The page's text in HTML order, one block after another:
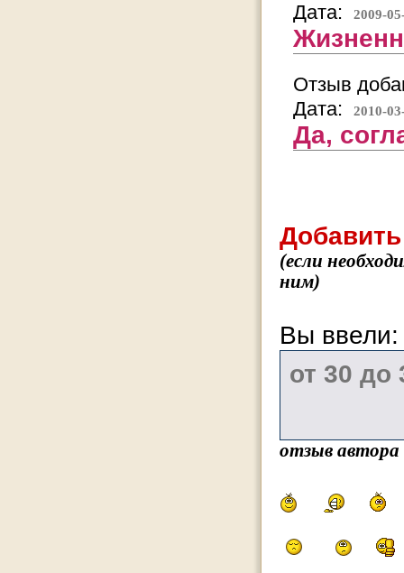
Дата:
2009-
Отзыв
Дата:
2010-
Да,
(если
ним)
Вы
отзыв